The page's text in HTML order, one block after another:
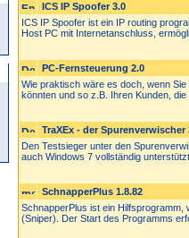
ICS IP Spoofer 3.0
ICS IP Spoofer ist ein IP routing
Host PC mit Internetanschluss,
PC-Fernsteuerung 2.0
Wie praktisch wäre es doch, wenn
könnten und so z.B. Ihren Kunden, die
TraXEx - der Spurenverwischer
Den Testsieger unter den
auch Windows 7 vollständig
SchnapperPlus 1.8.82
SchnapperPlus ist ein Hilfsprogramm,
(Sniper). Der Start des Programms